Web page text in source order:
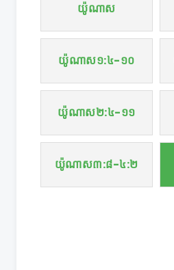
យ៉ូណាស
យ៉ូណាស១:៤-១០
យ៉ូណាស២:៤-១១
យ៉ូណាស៣:៨-៤:២